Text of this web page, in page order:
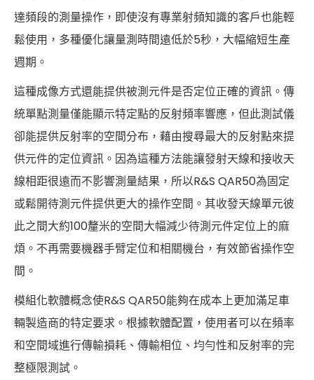
達頻段的測量操作，即使沒有專業射頻知識的客戶也能輕
鬆使用，多種優化讓量測時間遠低於5秒，大幅縮短生產
週期。
這種成像方式還能提供被測元件是否定位正確的資訊。傳
統單點測量僅能顯示特定點的反射頻率響應，但此測試儀
卻能提供反射率的空間分布，藉由搜尋最大的反射點來提
供元件的定位資訊。因為這種方法能讓發射天線和接收天
線相距很遠而不影響測量結果，所以R&S QAR50為固定
或鬆開待測元件提供更大的操作空間。其收發天線單元彼
此之間大約100釐米的空間大幅減少待測元件定位上的麻
煩。不再需要機器手臂定位和相關機台，有效節省操作空
間。
模組化軟體概念使R&S QAR50能夠在成本上更加滿足車
輛製造商的特定要求。根據軟體配置，使用者可以在頻率
和空間域進行傳輸損耗、傳輸相位、均勻性和反射率的完
整極限測試。